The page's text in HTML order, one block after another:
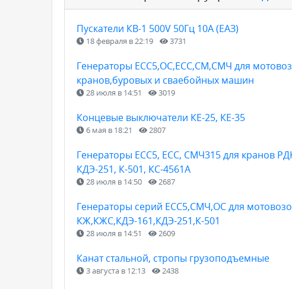
Пускатели КВ-1 500V 50Гц 10А (ЕАЗ)
18 февраля в 22:19 3731
Генераторы ЕСС5,ОС,ЕСС,СМ,СМЧ для
кранов,буровых и сваебойных машин
28 июля в 14:51 3019
Концевые выключатели КЕ-25, КЕ-35
6 мая в 18:21 2807
Генераторы ЕСС5, ЕСС, СМЧ315 для кранов
КДЭ-251, К-501, КС-4561А
28 июля в 14:50 2687
Генераторы серий ЕСС5,СМЧ,ОС для
КЖ,КЖС,КДЭ-161,КДЭ-251,К-501
28 июля в 14:51 2609
Канат стальной, стропы грузоподъемные
3 августа в 12:13 2438